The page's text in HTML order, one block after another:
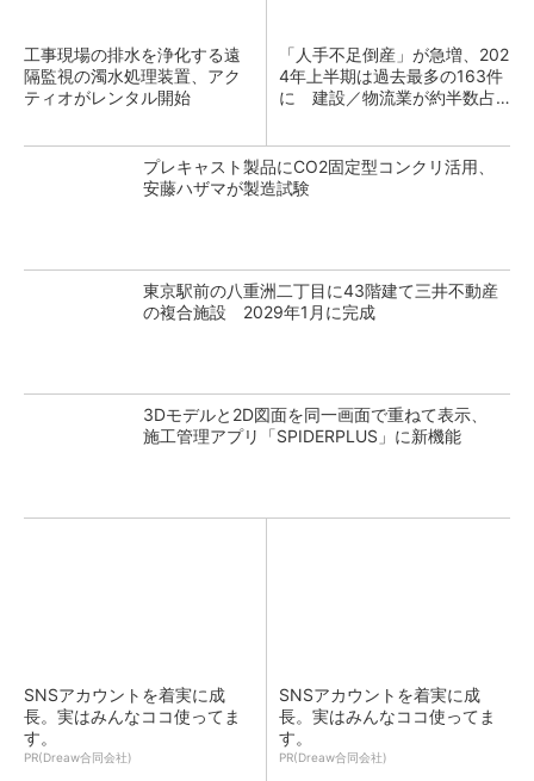
工事現場の排水を浄化する遠
隔監視の濁水処理装置、アク
ティオがレンタル開始
「人手不足倒産」が急増、202
4年上半期は過去最多の163件
に 建設／物流業が約半数占
プレキャスト製品にCO2固定型コンクリ活用、
安藤ハザマが製造試験
東京駅前の八重洲二丁目に43階建て三井不動産
の複合施設 2029年1月に完成
3Dモデルと2D図面を同一画面で重ねて表示、
施工管理アプリ「SPIDERPLUS」に新機能
SNSアカウントを着実に成
長。実はみんなココ使ってま
す。
PR(Dreaw合同会社)
SNSアカウントを着実に成
長。実はみんなココ使ってま
す。
PR(Dreaw合同会社)